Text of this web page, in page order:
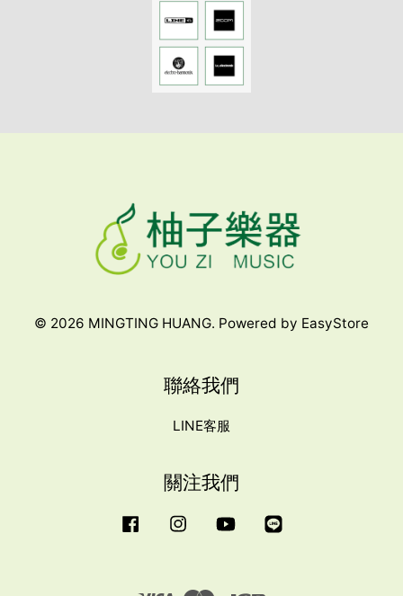
© 2026 MINGTING HUANG. Powered by EasyStore
聯絡我們
LINE客服
關注我們
FacebookInstagramYouTube